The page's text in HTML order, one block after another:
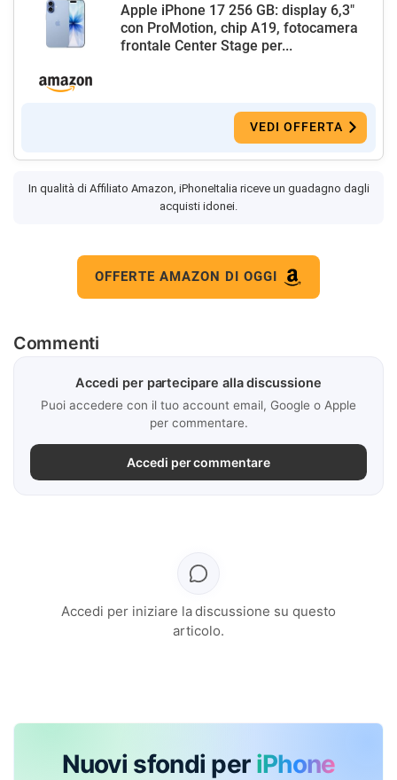
Apple iPhone 17 256 GB: display 6,3"
con ProMotion, chip A19, fotocamera
frontale Center Stage per...
VEDI OFFERTA
In qualità di Affiliato Amazon, iPhoneItalia riceve un guadagno dagli
acquisti idonei.
OFFERTE AMAZON DI OGGI
Commenti
Accedi per partecipare alla discussione
Puoi accedere con il tuo account email, Google o Apple
per commentare.
Accedi per commentare
Accedi per iniziare la discussione su questo
articolo.
Nuovi sfondi per iPhone